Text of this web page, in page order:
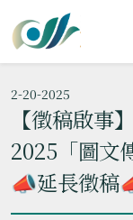
2-20-2025
【徵稿啟事
2025「圖文
📣延長徵稿